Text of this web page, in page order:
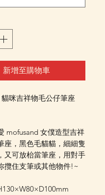
新增至購物車
咪吉祥物毛公仔筆座
mofusand 女僕造型吉祥
座，黑色毛貓貓，細細隻
又可放枱當筆座，用對手
攬住支筆或其他物件!~